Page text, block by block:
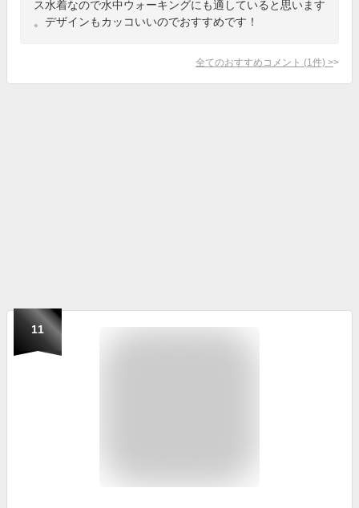
ス水着なので水中ウォーキングにも適していると思います
。デザインもカッコいいのでおすすめです！
全てのおすすめコメント (1 件) >
11